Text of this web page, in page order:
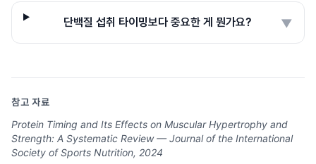
단백질 섭취 타이밍보다 중요한 게 뭔가요? ▼
참고 자료
Protein Timing and Its Effects on Muscular Hypertrophy and
Strength: A Systematic Review — Journal of the International
Society of Sports Nutrition, 2024